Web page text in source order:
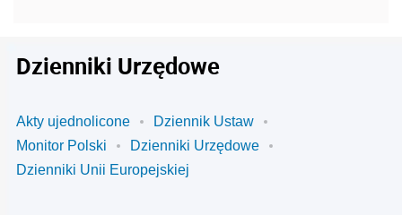
Dzienniki Urzędowe
Akty ujednolicone
Dziennik Ustaw
Monitor Polski
Dzienniki Urzędowe
Dzienniki Unii Europejskiej